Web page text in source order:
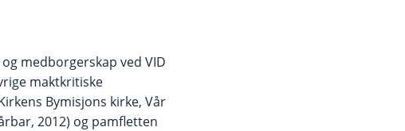
medborgerskap ved VID
maktkritiske
Bymisjons kirke, Vår
2012) og pamfletten